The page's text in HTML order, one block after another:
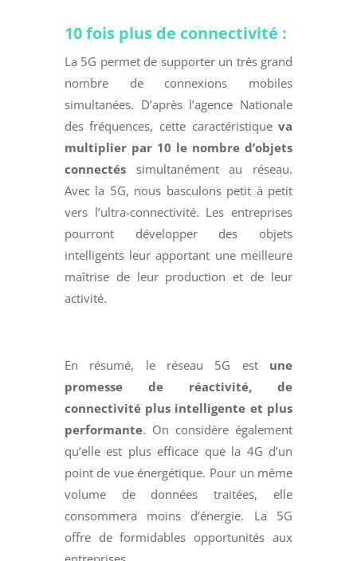
10 fois plus de connectivité :
La 5G permet de supporter un très grand
nombre de connexions mobiles
simultanées. D’après l’agence Nationale
des fréquences, cette caractéristiqueva
multiplier par 10 le nombre d’objets
connectés simultanément au réseau.
Avec la 5G, nous basculons petit à petit
vers l’ultra-connectivité. Les entreprises
pourront développer des objets
intelligents leur apportant une meilleure
maîtrise de leur production et de leur
activité.
En résumé, le réseau 5G est une
promesse de réactivité, de
connectivité plus intelligente et plus
performante. On considère également
qu’elle est plus efficace que la 4G d’un
point de vue énergétique. Pour un même
volume de données traitées, elle
consommera moins d’énergie. La 5G
offre de formidables opportunités aux